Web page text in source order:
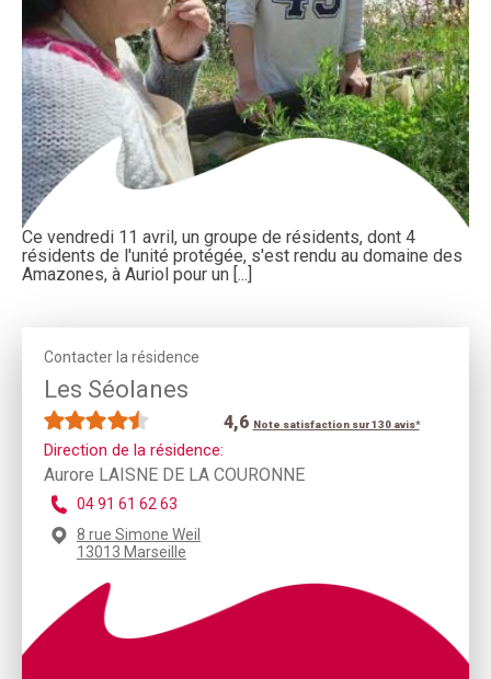
Ce vendredi 11 avril, un groupe de résidents, dont 4
résidents de l'unité protégée, s'est rendu au domaine des
Amazones, à Auriol pour un [...]
Contacter la résidence
Les Séolanes
4,6 Note satisfaction sur 130 avis*
Direction de la résidence:
Aurore LAISNE DE LA COURONNE
04 91 61 62 63
8 rue Simone Weil
13013 Marseille